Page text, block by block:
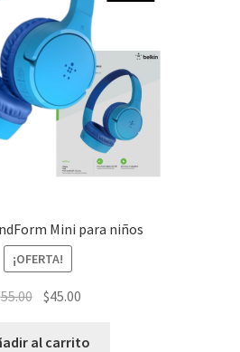
Mini para niños
¡OFERTA!
55.00 El
original
$45.00
actual
al carrito